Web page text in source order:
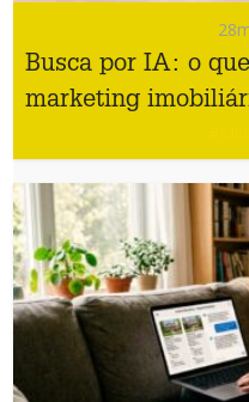
28
Busca por IA: o
marketing